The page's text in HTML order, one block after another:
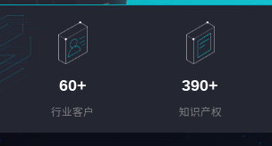
60+
行业客户
390+
知识产权